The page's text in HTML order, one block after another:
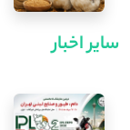
سایر اخبار